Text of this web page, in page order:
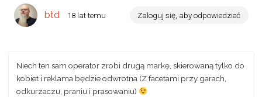
btd 18 lat temu Zaloguj się, aby odpowiedzieć
Niech ten sam operator zrobi drugą markę, skierowaną tylko do
kobiet i reklama będzie odwrotna (Z facetami przy garach,
odkurzaczu, praniu i prasowaniu)